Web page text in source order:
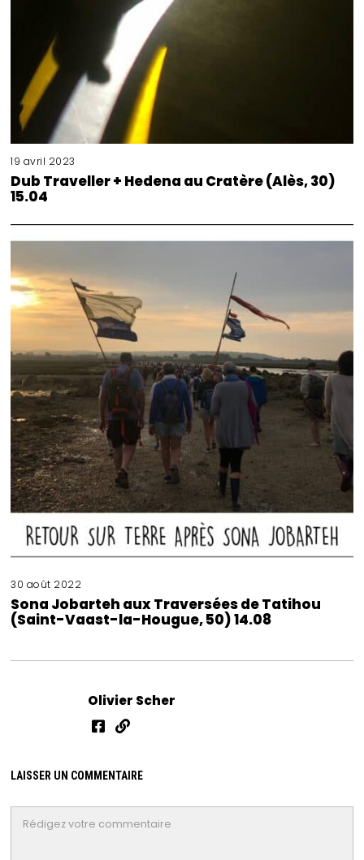
19 avril 2023
Dub Traveller + Hedena au Cratère (Alès, 30)
15.04
30 août 2022
Sona Jobarteh aux Traversées de Tatihou
(Saint-Vaast-la-Hougue, 50) 14.08
Olivier Scher
LAISSER UN COMMENTAIRE